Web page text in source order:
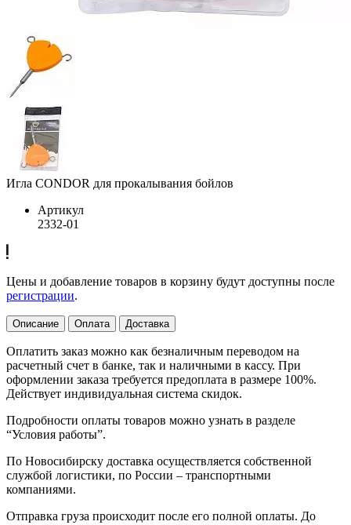
Игла CONDOR для прокалывания бойлов
Артикул
2332-01
Цены и добавление товаров в корзину будут доступны после
регистрации.
Описание Оплата Доставка
Оплатить заказ можно как безналичным переводом на
расчетный счет в банке, так и наличными в кассу. При
оформлении заказа требуется предоплата в размере 100%.
Действует индивидуальная система скидок.
Подробности оплаты товаров можно узнать в разделе
“Условия работы”.
По Новосибирску доставка осуществляется собственной
службой логистики, по России – транспортными
компаниями.
Отправка груза происходит после его полной оплаты. До